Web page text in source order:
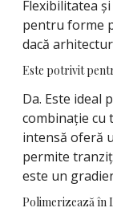
Flexibilitatea
pentru forme
dacă
Este potrivit
Da. Este ideal
combinație cu
intensă oferă
permite
este un
Polimerizează în